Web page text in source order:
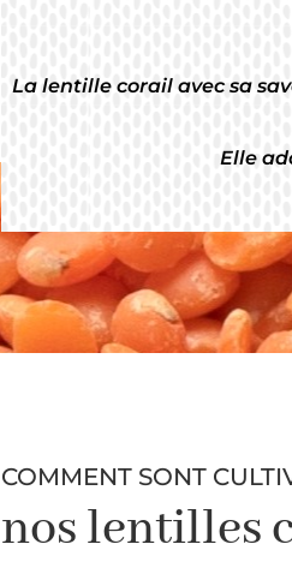
La lentille corail avec sa
Elle
COMMENT SONT
nos lentilles